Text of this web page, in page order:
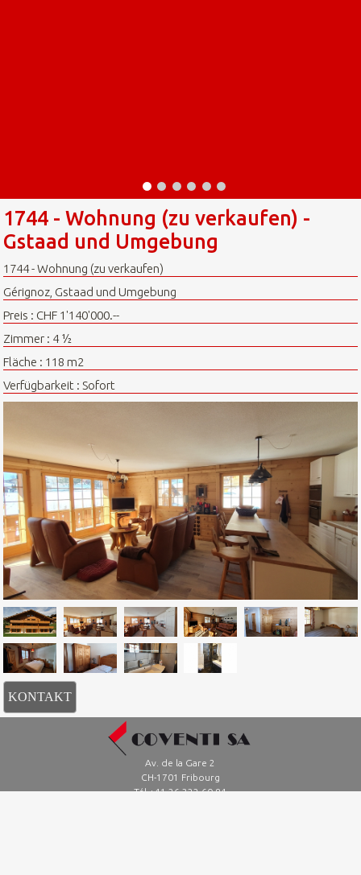
1744 - Wohnung (zu verkaufen) -
Gstaad und Umgebung
1744 - Wohnung (zu verkaufen)
Gérignoz, Gstaad und Umgebung
Preis : CHF 1'140'000.--
Zimmer : 4 ½
Fläche : 118 m2
Verfügbarkeit : Sofort
KONTAKT
Av. de la Gare 2
CH-1701 Fribourg
Tél +41 26 322 60 84